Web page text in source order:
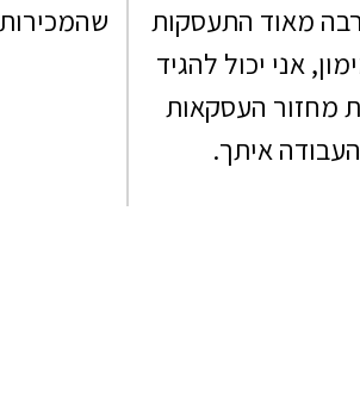
מאוד התעסקות
אני יכול להגיד
מחזור העסקאות
איתך.